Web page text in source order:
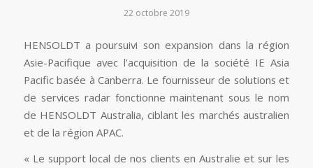
22 octobre 2019
HENSOLDT a poursuivi son expansion dans la région
Asie-Pacifique avec l’acquisition de la société IE Asia
Pacific basée à Canberra. Le fournisseur de solutions et
de services radar fonctionne maintenant sous le nom
de HENSOLDT Australia, ciblant les marchés australien
et de la région APAC.
« Le support local de nos clients en Australie et sur les